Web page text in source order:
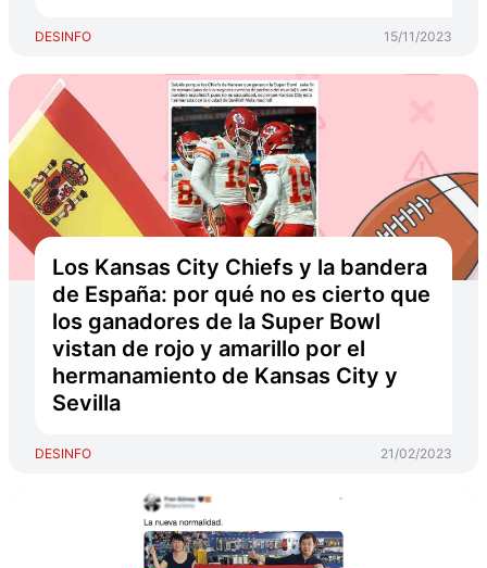
DESINFO 15/11/2023
Los Kansas City Chiefs y la bandera
de España: por qué no es cierto que
los ganadores de la Super Bowl
vistan de rojo y amarillo por el
hermanamiento de Kansas City y
Sevilla
DESINFO 21/02/2023